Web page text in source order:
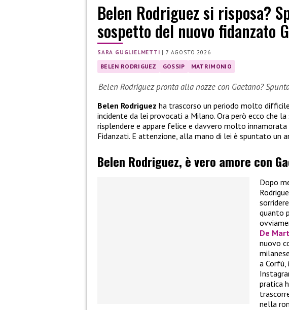
Belen Rodriguez si risposa?
sospetto del nuovo fidanzato
SARA GUGLIELMETTI |7 AGOSTO 2026
BELEN RODRIGUEZ GOSSIP MATRIMONIO
Belen Rodriguez pronta alla nozze con Gaetano?
Belen Rodriguez ha trascorso un periodo molto
incidente da lei provocati a Milano. Ora però ecco che
risplendere e appare felice e davvero molto
Fidanzati. E attenzione, alla mano di lei è spuntato un
Belen Rodriguez, è vero amore con
Dopo
quanto
De
nuovo
milanese
a Corfù,
pratica
nella